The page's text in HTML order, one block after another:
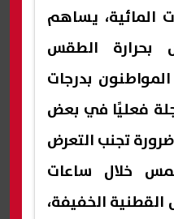
المائية، يساهم
بحرارة الطقس
بدرجات
فعليًا في بعض
تجنب التعرض
خلال ساعات
القطنية الخفيفة،